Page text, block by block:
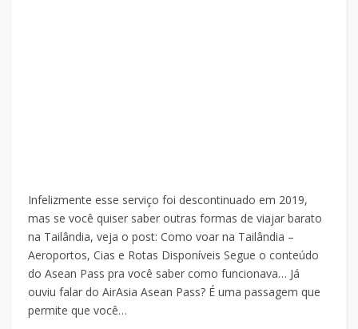
Infelizmente esse serviço foi descontinuado em 2019,
mas se você quiser saber outras formas de viajar barato
na Tailândia, veja o post: Como voar na Tailândia –
Aeroportos, Cias e Rotas Disponíveis Segue o conteúdo
do Asean Pass pra você saber como funcionava… Já
ouviu falar do AirAsia Asean Pass? É uma passagem que
permite que você…